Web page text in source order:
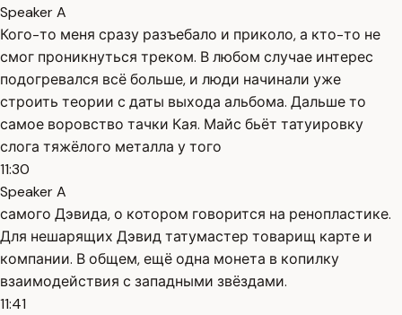
Speaker A
Кого-то меня сразу разъебало и приколо, а кто-то не
смог проникнуться треком. В любом случае интерес
подогревался всё больше, и люди начинали уже
строить теории с даты выхода альбома. Дальше то
самое воровство тачки Кая. Майс бьёт татуировку
слога тяжёлого металла у того
11:30
Speaker A
самого Дэвида, о котором говорится на ренопластике.
Для нешарящих Дэвид татумастер товарищ карте и
компании. В общем, ещё одна монета в копилку
взаимодействия с западными звёздами.
11:41